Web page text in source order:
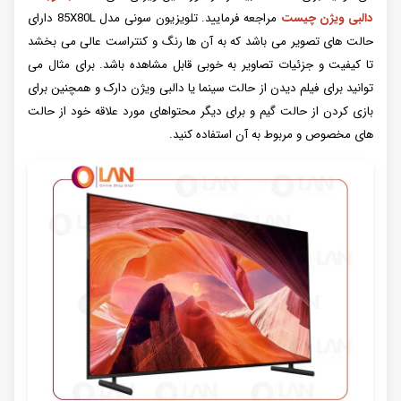
دالبی ویژن چیست
مراجعه فرمایید. تلویزیون سونی مدل 85X80L دارای
حالت ‌های تصویر می ‌باشد که به آن ها رنگ و کنتراست عالی می بخشد
تا کیفیت و جزئیات تصاویر به خوبی قابل مشاهده باشد. برای مثال می
‌توانید برای فیلم دیدن از حالت سینما یا دالبی ویژن دارک و همچنین برای
بازی کردن از حالت گیم و برای دیگر محتواهای مورد علاقه خود از حالت
‌های مخصوص و مربوط به آن استفاده کنید.